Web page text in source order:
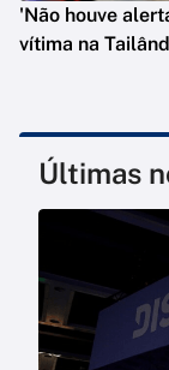
'Não houve
vítima na
Últimas